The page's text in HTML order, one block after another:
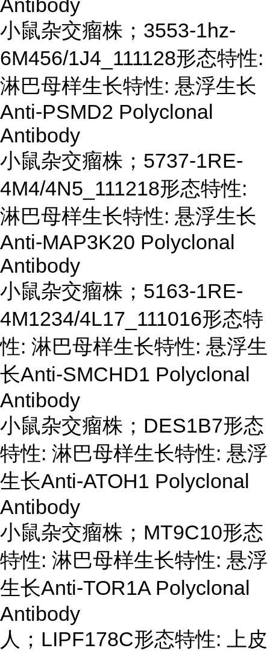
Antibody
小鼠杂交瘤株； 3553-1hz-
6M456/1J4_111128形态特性:
淋巴母样生长特性: 悬浮生长
Anti-PSMD2 Polyclonal
Antibody
小鼠杂交瘤株； 5737-1RE-
4M4/4N5_111218形态特性:
淋巴母样生长特性: 悬浮生长
Anti-MAP3K20 Polyclonal
Antibody
小鼠杂交瘤株； 5163-1RE-
4M1234/4L17_111016形态特
性: 淋巴母样生长特性: 悬浮生
长Anti-SMCHD1 Polyclonal
Antibody
小鼠杂交瘤株； DES1B7形态
特性: 淋巴母样生长特性: 悬浮
生长Anti-ATOH1 Polyclonal
Antibody
小鼠杂交瘤株； MT9C10形态
特性: 淋巴母样生长特性: 悬浮
生长Anti-TOR1A Polyclonal
Antibody
人； LIPF178C形态特性: 上皮